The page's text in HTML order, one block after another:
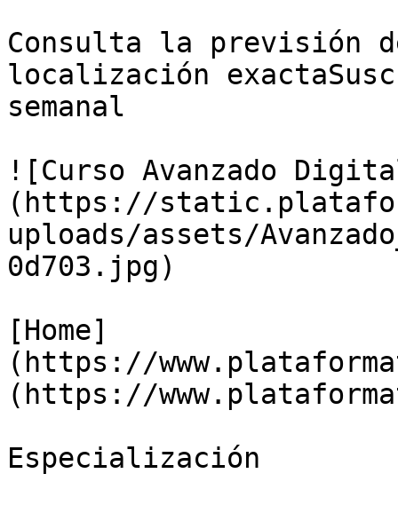
Consulta la previsión
localización
semanal
![Curso Avanzado
(https://
uploads/assets/
0d703.jpg)
[Home]
(https://
(https://
Especialización